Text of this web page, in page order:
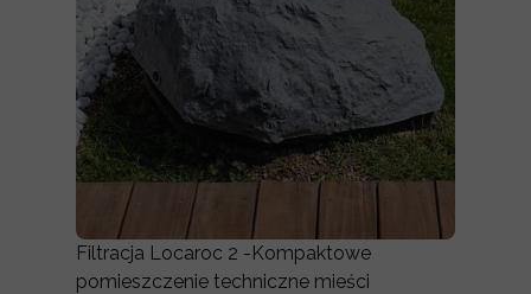
Filtracja Locaroc 2 -Kompaktowe
pomieszczenie techniczne mieści